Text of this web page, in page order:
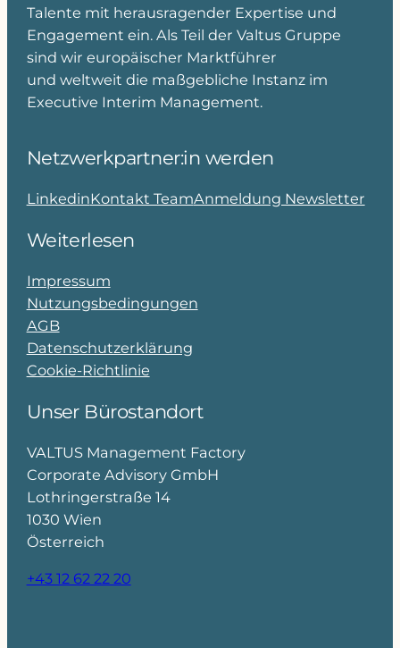
Talente mit herausragender Expertise und
Engagement ein. Als Teil der Valtus Gruppe
sind wir europäischer Marktführer
und weltweit die maßgebliche Instanz im
Executive Interim Management.
Netzwerkpartner:in werden
LinkedinKontakt TeamAnmeldung Newsletter
Weiterlesen
Impressum
Nutzungsbedingungen
AGB
Datenschutzerklärung
Cookie-Richtlinie
Unser Bürostandort
VALTUS Management Factory
Corporate Advisory GmbH
Lothringerstraße 14
1030 Wien
Österreich
+43 12 62 22 20